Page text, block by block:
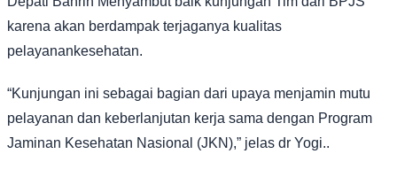
karena akan berdampak terjaganya kualitas
pelayanankesehatan.
“Kunjungan ini sebagai bagian dari upaya menjamin mutu
pelayanan dan keberlanjutan kerja sama dengan Program
Jaminan Kesehatan Nasional (JKN),” jelas dr Yogi..